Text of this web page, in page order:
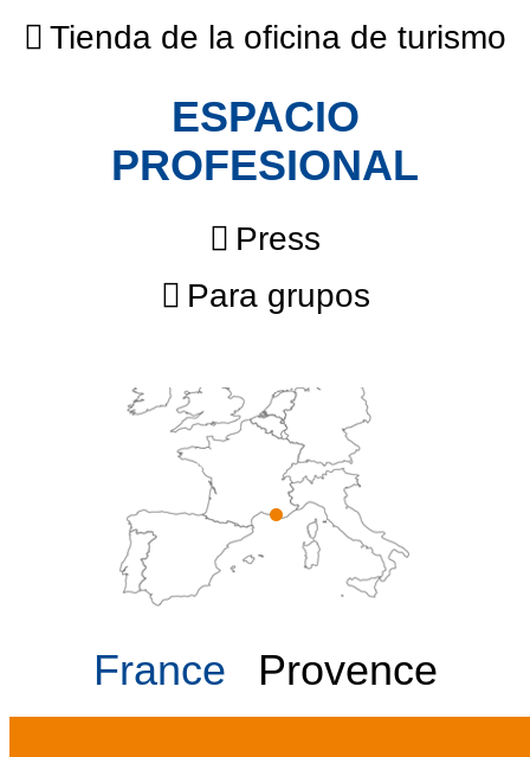
Tienda de la oficina de turismo
ESPACIO
PROFESIONAL
Press
Para grupos
France Provence